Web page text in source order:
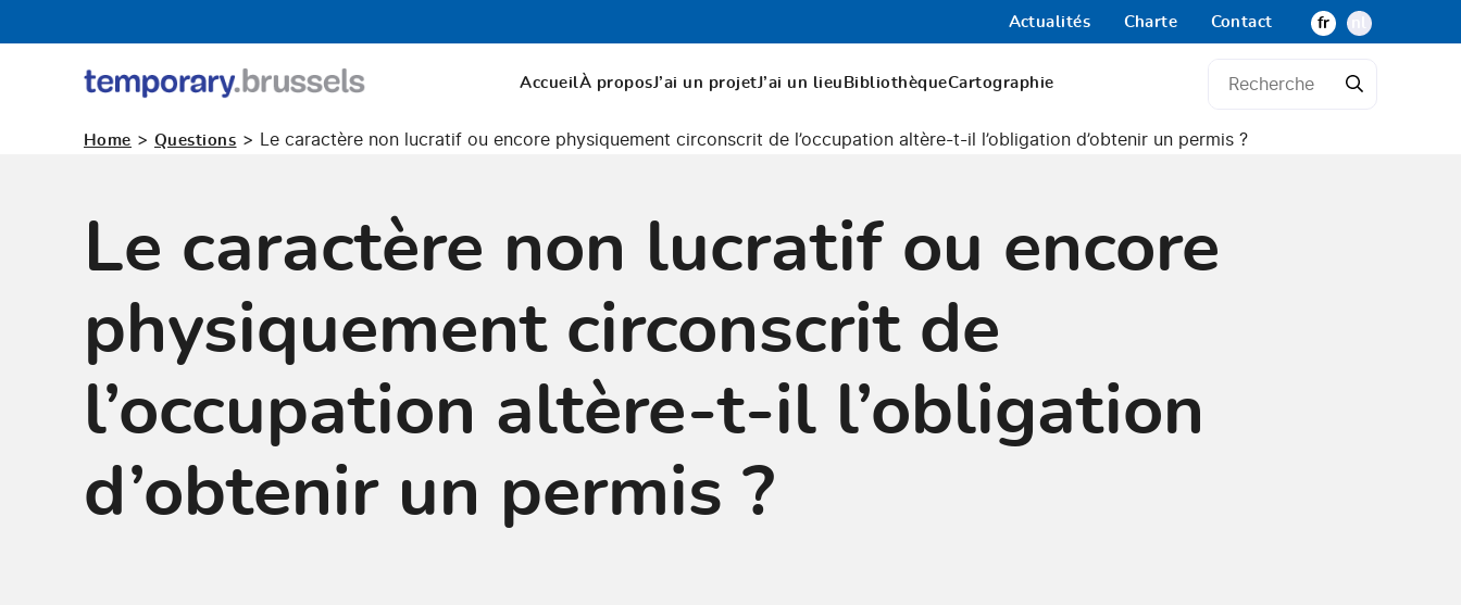
Actualités Charte Contact fr
occupation
AccueilÀ proposJ’ai un projetJ’ai un lieu BibliothèqueCartographie
Home > Questions > Le caractère non lucratif ou encore physiquement circonscrit de l’occupation altère-t-il l’obligation d’obtenir un permis ?
Le caractère non lucratif ou encore
physiquement circonscrit de
l’occupation altère-t-il l’obligation
d’obtenir un permis ?